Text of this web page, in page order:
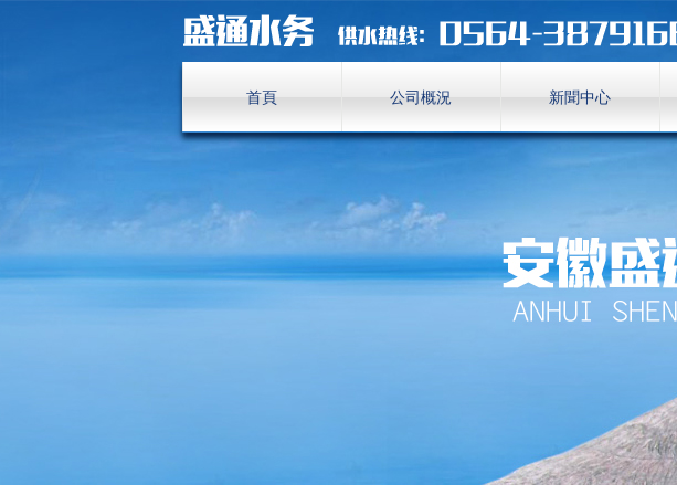
首頁 公司概況 新聞中心